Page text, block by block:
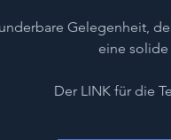
Gelegenheit,
eine solide
Der LINK für die